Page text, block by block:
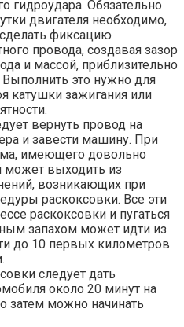
гидроудара. Обязательно
двигателя необходимо,
фиксацию
провода, создавая зазор
и массой, приблизительно
Выполнить это нужно для
катушки зажигания или
вернуть провод на
и завести машину. При
имеющего довольно
может выходить из
возникающих при
раскоксовки. Все эти
раскоксовки и пугаться
запахом может идти из
до 10 первых километров
следует дать
около 20 минут на
затем можно начинать